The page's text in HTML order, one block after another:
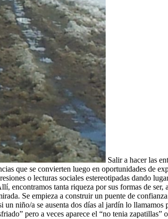
Salir a hacer las
que se convierten luego en oportunidades de
o lecturas sociales estereotipadas dando
encontramos tanta riqueza por sus formas de
Se empieza a construir un puente de
niño/a se ausenta dos días al jardín lo llamamos
pero a veces aparece el “no tenia